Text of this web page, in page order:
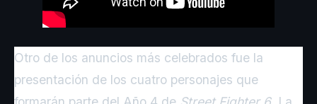
Otro de los anuncios más celebrados fue la
presentación de los cuatro personajes que